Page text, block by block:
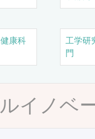
康科
工学研
門
イノベ